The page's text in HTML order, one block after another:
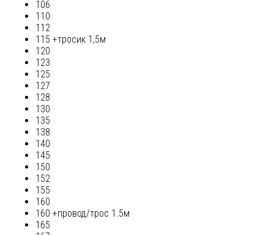
106
110
112
115 +тросик 1,5м
120
123
125
127
128
130
135
138
140
145
150
152
155
160
160 +провод/трос 1.5м
165